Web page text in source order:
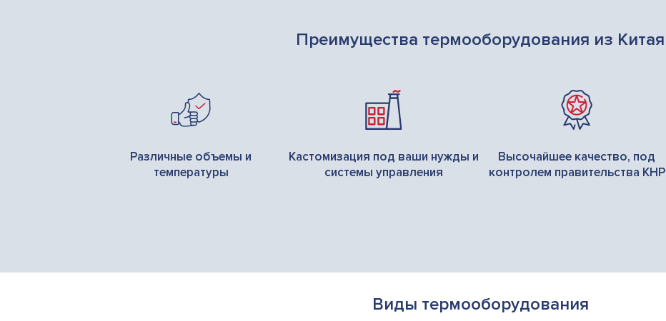
Преимущества термооборудования из Китая
Различные объемы и
температуры
Кастомизация под ваши нужды и
системы управления
Высочайшее качество, под
контролем правительства КНР
Виды термооборудования